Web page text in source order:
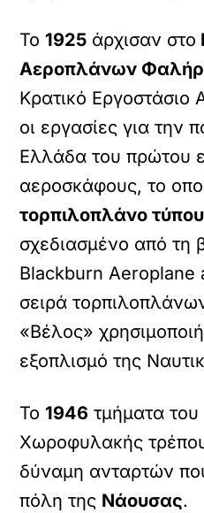
Το1925 άρχισαν στο
Αεροπλάνων
Κρατικό
οι εργασίες για την
Ελλάδα του πρώτου
αεροσκάφους, το
τορπιλοπλάνο
σχεδιασμένο από τη
Blackburn
σειρά
«Βέλος»
εξοπλισμό της
Το1946 τμήματα του
Χωροφυλακής
δύναμη ανταρτών
πόλη της Νάουσας.